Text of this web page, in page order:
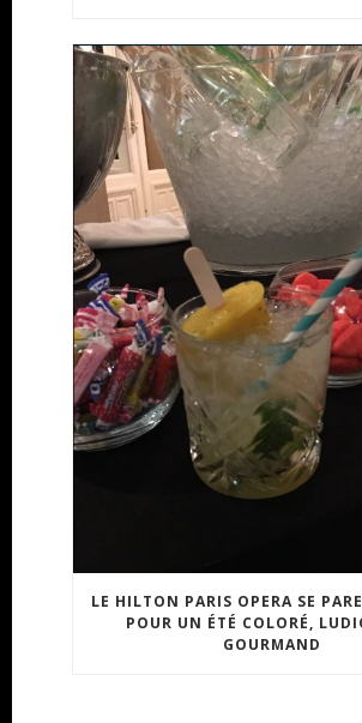
LE HILTON PARIS OPERA SE
POUR UN ÉTÉ COLORÉ,
GOURMAND